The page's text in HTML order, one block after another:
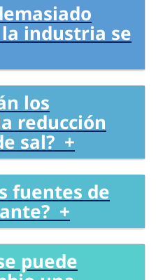
industria se
los
reducción
sal? +
fuentes de
+
puede